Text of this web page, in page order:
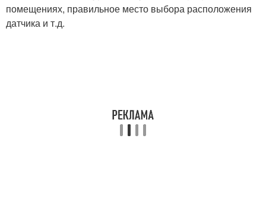
помещениях, правильное место выбора расположения
датчика и т.д.